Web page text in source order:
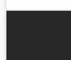
V, 포크 길이: